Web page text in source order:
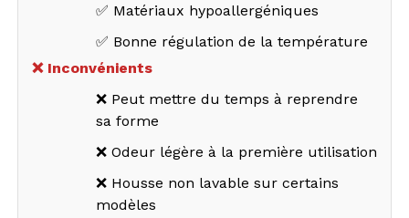
✅ Matériaux hypoallergéniques
✅ Bonne régulation de la température
❌ Inconvénients
❌ Peut mettre du temps à reprendre
sa forme
❌ Odeur légère à la première utilisation
❌ Housse non lavable sur certains
modèles